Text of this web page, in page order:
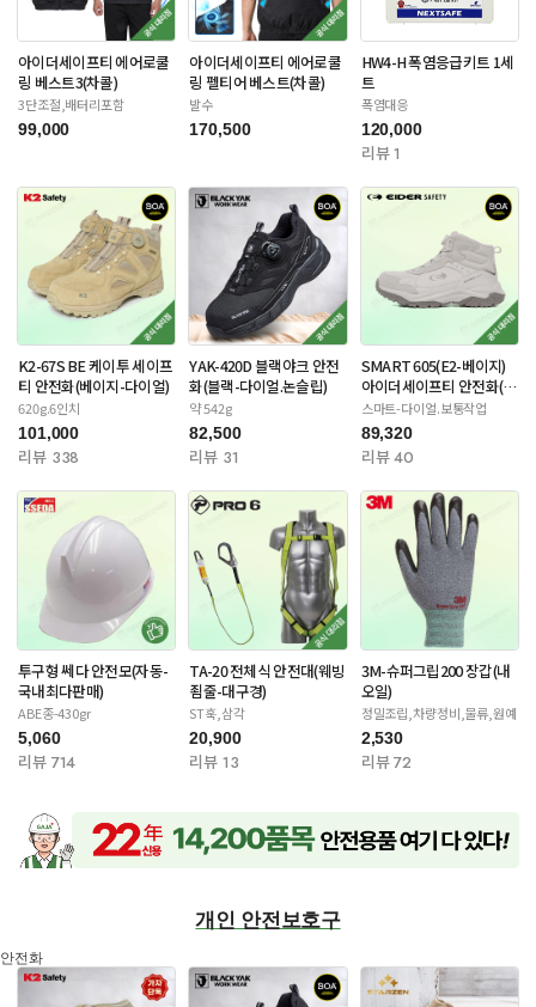
아이더세이프티 에어로쿨
링 베스트3(차콜)
3단조절,배터리포함
99,000
아이더세이프티 에어로쿨
링 펠티어 베스트(차콜)
발수
170,500
HW4-H 폭염응급키트 1세
트
폭염대응
120,000
리뷰 1
K2-67S BE 케이투 세이프
티 안전화(베이지-다이얼)
620g.6인치
101,000
리뷰 338
YAK-420D 블랙야크 안전
화(블랙-다이얼.논슬립)
약 542g
82,500
리뷰 31
SMART 605(E2-베이지)
아이더세이프티 안전화(스
틸토캡)
스마트-다이얼.보통작업
89,320
리뷰 40
투구형 쎄다 안전모(자동-
국내최다판매)
ABE종-430gr
5,060
리뷰 714
TA-20 전체식 안전대(웨빙
죔줄-대구경)
ST훅,삼각
20,900
리뷰 13
3M-슈퍼그립200 장갑(내
오일)
정밀조립,차량정비,물류,원예
2,530
리뷰 72
개인 안전보호구
안전화